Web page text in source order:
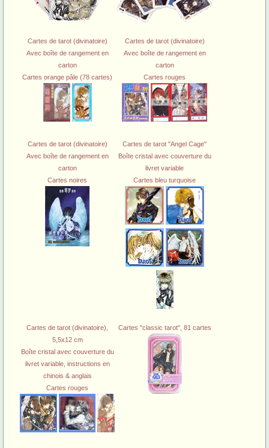
Cartes de tarot (divinatoire)
Avec boîte de rangement en
carton
Cartes orange pâle (78 cartes)
Cartes de tarot (divinatoire)
Avec boîte de rangement en
carton
Cartes rouges
Cartes de tarot (divinatoire)
Avec boîte de rangement en
carton
Cartes noires
Cartes de tarot "Angel Cage"
Boîte cristal avec couverture du
livret variable
Cartes bleu turquoise
Cartes de tarot (divinatoire),
5,5x12 cm
Boîte cristal avec couverture du
livret variable, instructions en
chinois & anglais
Cartes rouges
Cartes "classic tarot", 81 cartes